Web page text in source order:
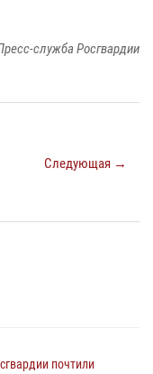
служба Росгвардии
Следующая →
почтили